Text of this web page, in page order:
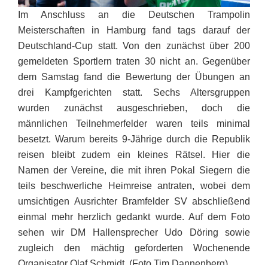
Im Anschluss an die Deutschen Trampolin
Meisterschaften in Hamburg fand tags darauf der
Deutschland-Cup statt. Von den zunächst über 200
gemeldeten Sportlern traten 30 nicht an. Gegenüber
dem Samstag fand die Bewertung der Übungen an
drei Kampfgerichten statt. Sechs Altersgruppen
wurden zunächst ausgeschrieben, doch die
männlichen Teilnehmerfelder waren teils minimal
besetzt. Warum bereits 9-Jährige durch die Republik
reisen bleibt zudem ein kleines Rätsel. Hier die
Namen der Vereine, die mit ihren Pokal Siegern die
teils beschwerliche Heimreise antraten, wobei dem
umsichtigen Ausrichter Bramfelder SV abschließend
einmal mehr herzlich gedankt wurde. Auf dem Foto
sehen wir DM Hallensprecher Udo Döring sowie
zugleich den mächtig geforderten Wochenende